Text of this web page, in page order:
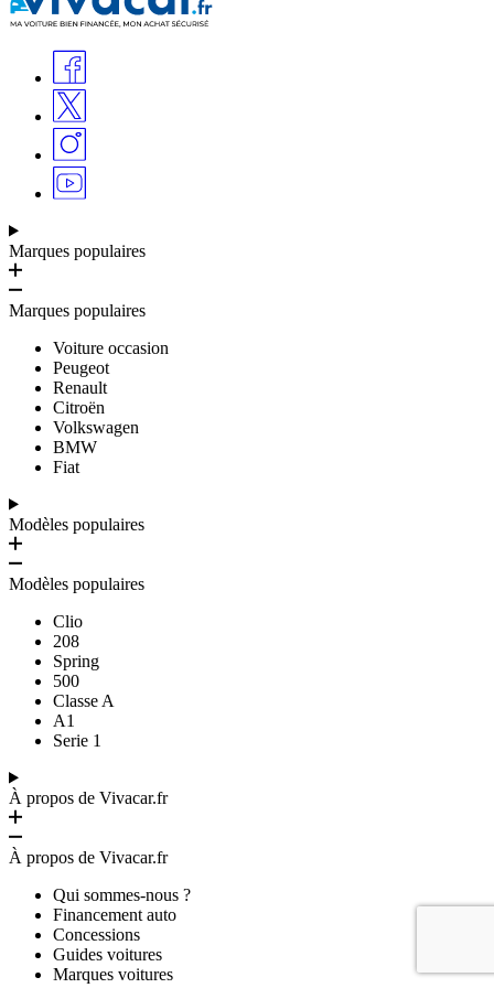
Marques populaires
Marques populaires
Voiture occasion
Peugeot
Renault
Citroën
Volkswagen
BMW
Fiat
Modèles populaires
Modèles populaires
Clio
208
Spring
500
Classe A
A1
Serie 1
À propos de Vivacar.fr
À propos de Vivacar.fr
Qui sommes-nous ?
Financement auto
Concessions
Guides voitures
Marques voitures